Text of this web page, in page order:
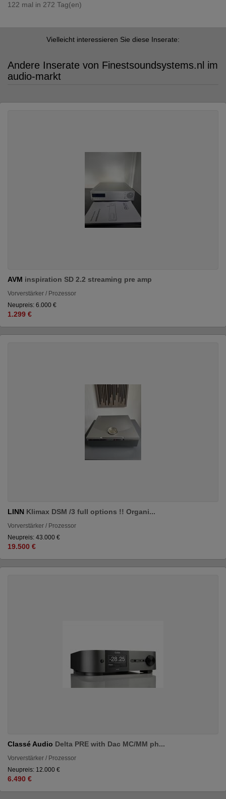
122 mal in 272 Tag(en)
Vielleicht interessieren Sie diese Inserate:
Andere Inserate von Finestsoundsystems.nl im
audio-markt
AVM inspiration SD 2.2 streaming pre amp
Vorverstärker / Prozessor
Neupreis: 6.000 €
1.299 €
LINN Klimax DSM /3 full options !! Organi...
Vorverstärker / Prozessor
Neupreis: 43.000 €
19.500 €
Classé Audio Delta PRE with Dac MC/MM ph...
Vorverstärker / Prozessor
Neupreis: 12.000 €
6.490 €